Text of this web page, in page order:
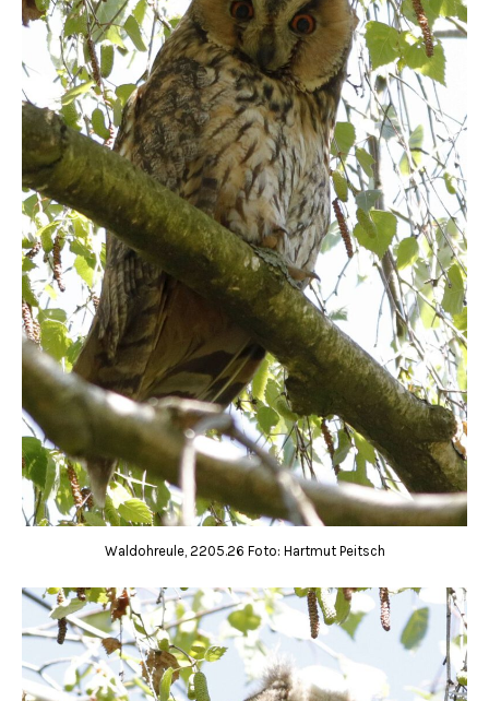
Waldohreule, 2205.26 Foto: Hartmut Peitsch